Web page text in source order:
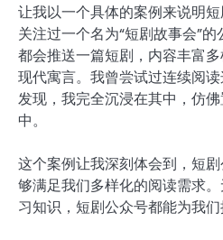
让我以一个具体的案例来说明
关注过一个名为“短剧故事会”
都会推送一篇短剧，内容丰富
现代寓言。我曾尝试过连续阅
发现，我完全沉浸在其中，仿
中。
这个案例让我深刻体会到，短
够满足我们多样化的阅读需求
习知识，短剧公众号都能为我们